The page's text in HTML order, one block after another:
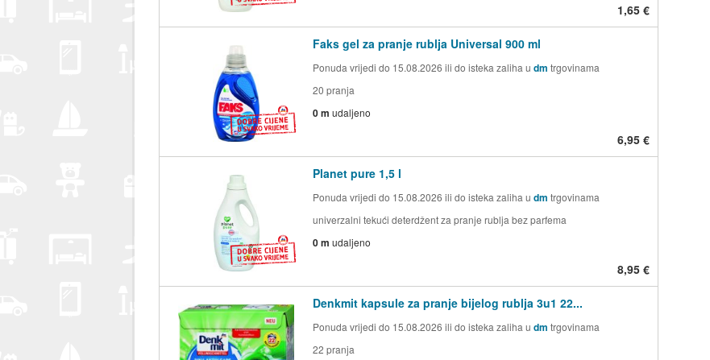
1,65 €
Faks gel za pranje rublja Universal 900 ml
Ponuda vrijedi do 15.08.2026 ili do isteka zaliha u dm trgovinama
20 pranja
0 m udaljeno
6,95 €
Planet pure 1,5 l
Ponuda vrijedi do 15.08.2026 ili do isteka zaliha u dm trgovinama
univerzalni tekući deterdžent za pranje rublja bez parfema
0 m udaljeno
8,95 €
Denkmit kapsule za pranje bijelog rublja 3u1 22...
Ponuda vrijedi do 15.08.2026 ili do isteka zaliha u dm trgovinama
22 pranja